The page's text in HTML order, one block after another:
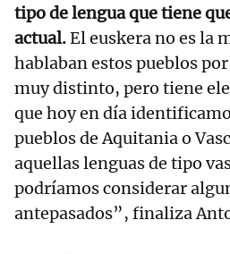
tipo de lengua que tiene
actual.El euskera no es la
hablaban estos pueblos
muy distinto, pero tiene
que hoy en día
pueblos de Aquitania o
aquellas lenguas de tipo
podríamos considerar
antepasados”, finaliza